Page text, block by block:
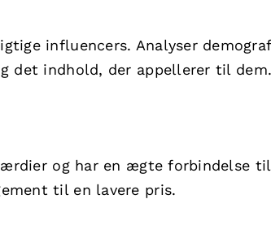
influencers. Analyser
det indhold, der appellerer til
og har en ægte forbindelse
til en lavere pris.